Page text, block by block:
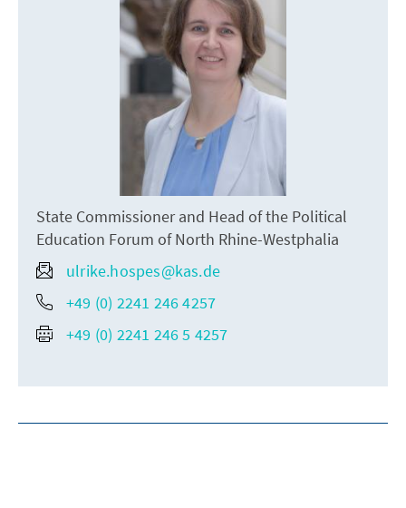
State Commissioner and Head of the Political
Education Forum of North Rhine-Westphalia
ulrike.hospes@kas.de
+49 (0) 2241 246 4257
+49 (0) 2241 246 5 4257